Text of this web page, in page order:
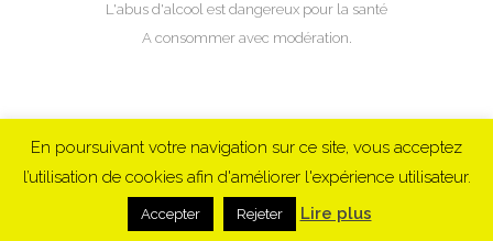
L'abus d'alcool est dangereux pour la santé
A consommer avec modération.
Domaine Vins Points de vente Blog Contact
En poursuivant votre navigation sur ce site, vous acceptez
l’utilisation de cookies afin d'améliorer l'expérience utilisateur.
Accepter Rejeter Lire plus